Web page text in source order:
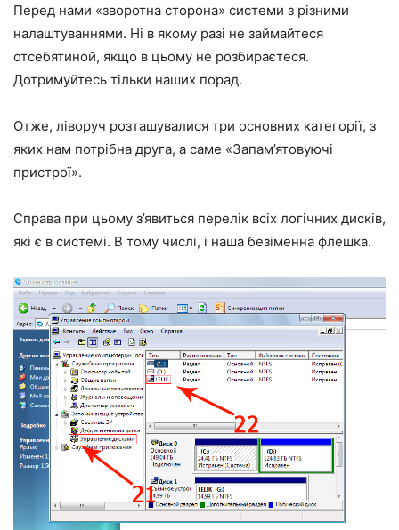
Перед нами «зворотна сторона» системи з різними
налаштуваннями. Ні в якому разі не займайтеся
отсебятиной, якщо в цьому не розбираєтеся.
Дотримуйтесь тільки наших порад.
Отже, ліворуч розташувалися три основних категорії, з
яких нам потрібна друга, а саме «Запам’ятовуючі
пристрої».
Справа при цьому з’явиться перелік всіх логічних дисків,
які є в системі. В тому числі, і наша безіменна флешка.